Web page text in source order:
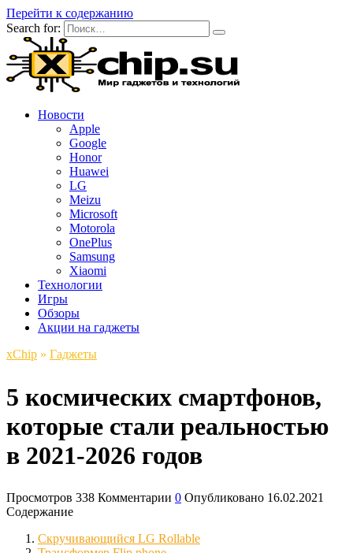
Перейти к содержанию
Search for:
Новости
Apple
Google
Honor
Huawei
LG
Meizu
Microsoft
Motorola
OnePlus
Samsung
Xiaomi
Технологии
Игры
Обзоры
Акции на гаджеты
xСhip » Гаджеты
5 космических смартфонов,
которые стали реальностью
в 2021-2026 годов
Просмотров 338 Комментарии 0 Опубликовано 16.02.2021
Содержание
Скручивающийся LG Rollable